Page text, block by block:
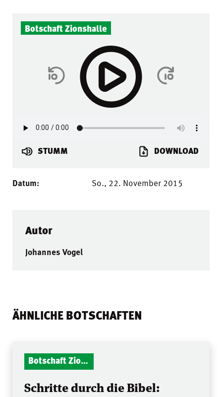
Botschaft Zionshalle
STUMM DOWNLOAD
Datum: So., 22. November 2015
Autor
Johannes Vogel
ÄHNLICHE BOTSCHAFTEN
Botschaft Zionshalle
Schritte durch die Bibel: